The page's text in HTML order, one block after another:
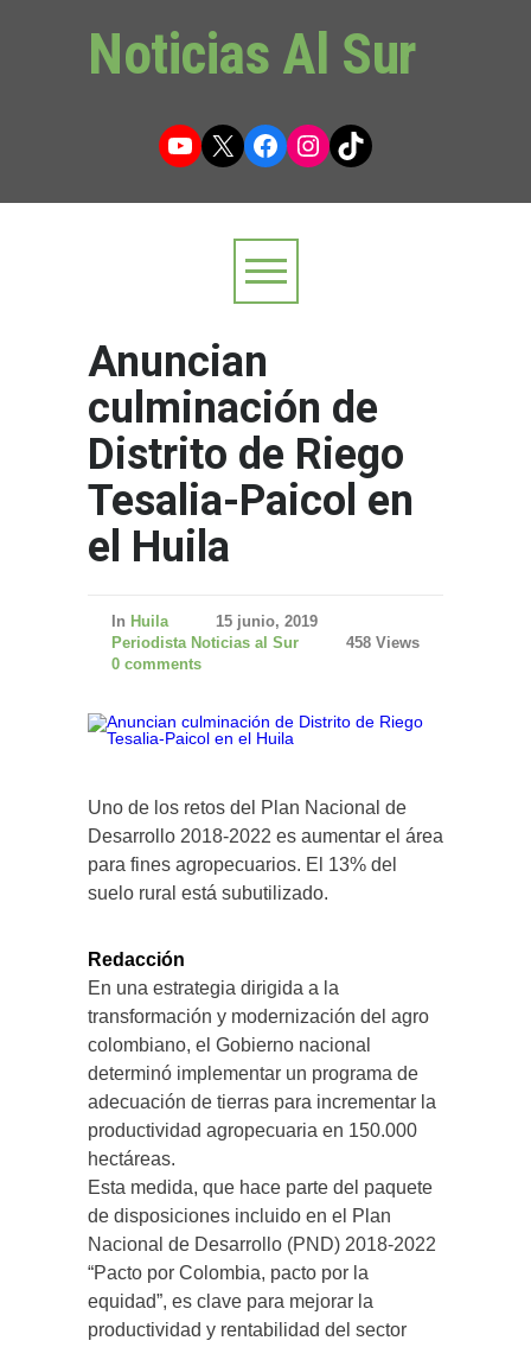
Noticias Al Sur
YouTube
X Facebook
Instagram
TikTok
Anuncian
culminación de
Distrito de Riego
Tesalia-Paicol en
el Huila
In Huila
15 junio, 2019
Periodista Noticias al Sur
458 Views
0 comments
Uno de los retos del Plan Nacional de
Desarrollo 2018-2022 es aumentar el área
para fines agropecuarios. El 13% del
suelo rural está subutilizado.
Redacción
En una estrategia dirigida a la
transformación y modernización del agro
colombiano, el Gobierno nacional
determinó implementar un programa de
adecuación de tierras para incrementar la
productividad agropecuaria en 150.000
hectáreas.
Esta medida, que hace parte del paquete
de disposiciones incluido en el Plan
Nacional de Desarrollo (PND) 2018-2022
“Pacto por Colombia, pacto por la
equidad”, es clave para mejorar la
productividad y rentabilidad del sector